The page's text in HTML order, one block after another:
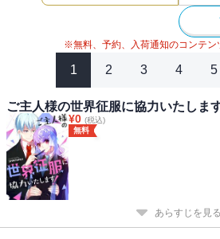
※無料、予約、入荷通知のコンテン
1 2 3 4 5
ご主人様の世界征服に協力いたしま
¥0 (税込)
無料
あらすじを見る